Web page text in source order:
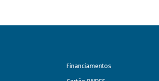
Financiamentos